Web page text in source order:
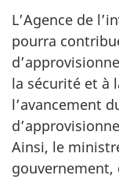
L’Agence de
pourra
la sécurité et à
l’avancement
Ainsi, le
gouvernement,